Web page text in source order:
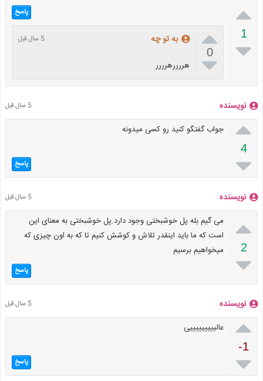

1

پاسخ

0

به تو چه 5 سال قبل
هررررهرررر
نویسنده 5 سال قبل

4

جواب گفتگو کنید رو کسی میدونه
پاسخ
نویسنده 5 سال قبل

2

می گیم بله پل خوشبختی وجود دارد.پل خوشبختی به معنای این
است که ما باید اینقدر تلاش و کوشش کنیم تا که به اون چیزی که
میخواهیم برسیم
پاسخ
نویسنده 5 سال قبل

-1

عالیییییییییی
پاسخ